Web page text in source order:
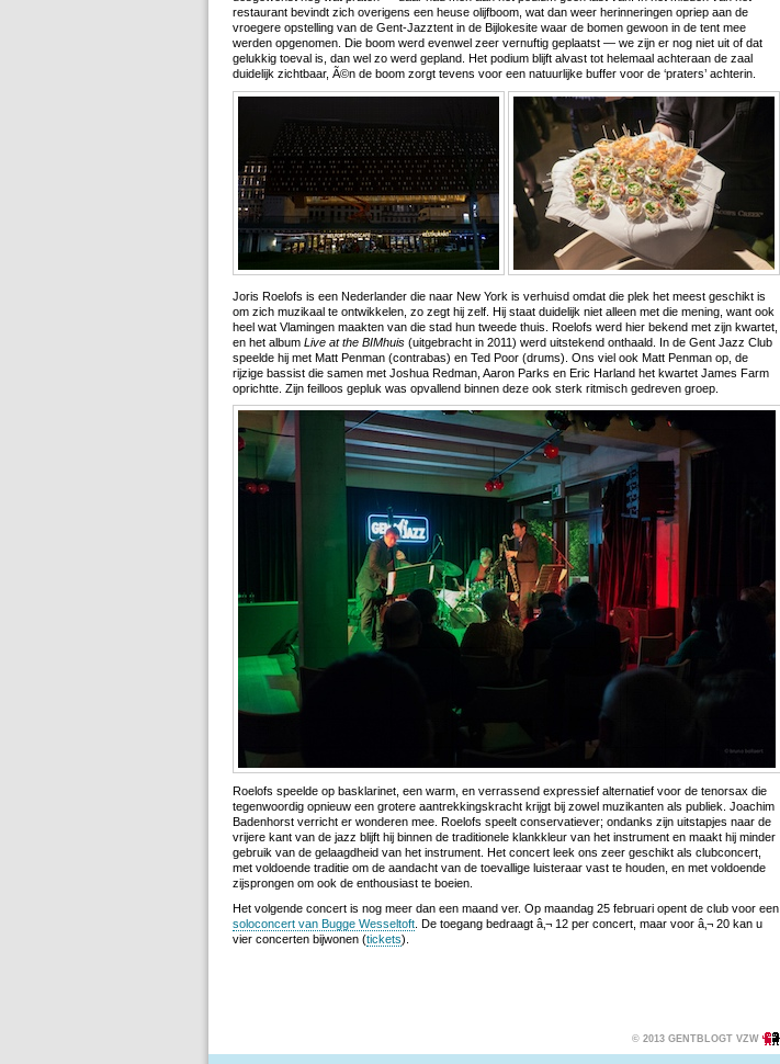
restaurant bevindt zich overigens een heuse olijfboom, wat dan weer herinneringen opriep aan de
vroegere opstelling van de Gent-Jazztent in de Bijlokesite waar de bomen gewoon in de tent mee
werden opgenomen. Die boom werd evenwel zeer vernuftig geplaatst — we zijn er nog niet uit of dat
gelukkig toeval is, dan wel zo werd gepland. Het podium blijft alvast tot helemaal achteraan de zaal
duidelijk zichtbaar, Ã©n de boom zorgt tevens voor een natuurlijke buffer voor de ‘praters’ achterin.
Joris Roelofs is een Nederlander die naar New York is verhuisd omdat die plek het meest geschikt is
om zich muzikaal te ontwikkelen, zo zegt hij zelf. Hij staat duidelijk niet alleen met die mening, want ook
heel wat Vlamingen maakten van die stad hun tweede thuis. Roelofs werd hier bekend met zijn kwartet,
en het album Live at the BIMhuis (uitgebracht in 2011) werd uitstekend onthaald. In de Gent Jazz Club
speelde hij met Matt Penman (contrabas) en Ted Poor (drums). Ons viel ook Matt Penman op, de
rijzige bassist die samen met Joshua Redman, Aaron Parks en Eric Harland het kwartet James Farm
oprichtte. Zijn feilloos gepluk was opvallend binnen deze ook sterk ritmisch gedreven groep.
Roelofs speelde op basklarinet, een warm, en verrassend expressief alternatief voor de tenorsax die
tegenwoordig opnieuw een grotere aantrekkingskracht krijgt bij zowel muzikanten als publiek. Joachim
Badenhorst verricht er wonderen mee. Roelofs speelt conservatiever; ondanks zijn uitstapjes naar de
vrijere kant van de jazz blijft hij binnen de traditionele klankkleur van het instrument en maakt hij minder
gebruik van de gelaagdheid van het instrument. Het concert leek ons zeer geschikt als clubconcert,
met voldoende traditie om de aandacht van de toevallige luisteraar vast te houden, en met voldoende
zijsprongen om ook de enthousiast te boeien.
Het volgende concert is nog meer dan een maand ver. Op maandag 25 februari opent de club voor een
soloconcert van Bugge Wesseltoft . De toegang bedraagt â‚¬ 12 per concert, maar voor â‚¬ 20 kan u
vier concerten bijwonen (tickets).
© 2013 GENTBLOGT VZW